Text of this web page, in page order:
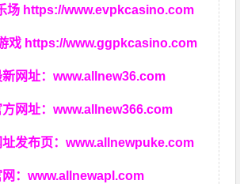
场 https://www.evpkcasino.com
戏 https://www.ggpkcasino.com
网址：www.allnew36.com
网址：www.allnew366.com
发布页：www.allnewpuke.com
网：www.allnewapl.com